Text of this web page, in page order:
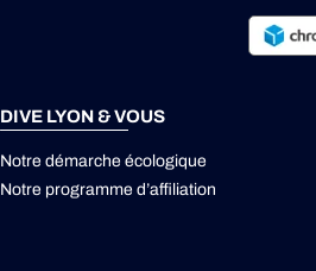
DIVE LYON & VOUS
Notre démarche écologique
Notre programme d’affiliation